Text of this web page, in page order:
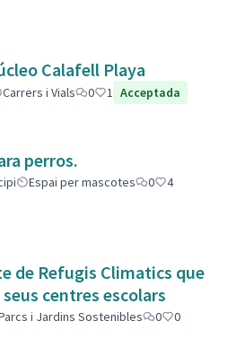
Calafell Playa
Carrers i Vials 0 1 Acceptada
perros.
Espai per mascotes 0
4
de Refugis Climatics que
centres escolars
i Jardins Sostenibles 0
0